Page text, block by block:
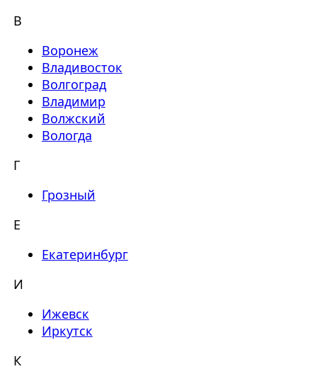
В
Воронеж
Владивосток
Волгоград
Владимир
Волжский
Вологда
Г
Грозный
Е
Екатеринбург
И
Ижевск
Иркутск
К